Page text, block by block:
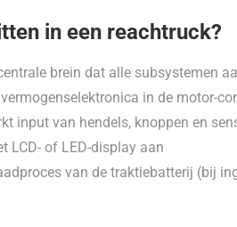
in een reachtruck?
brein dat alle subsystemen
vermogenselektronica in de motor-
input van hendels, knoppen en
LCD- of LED-display aan
van de traktiebatterij (bij